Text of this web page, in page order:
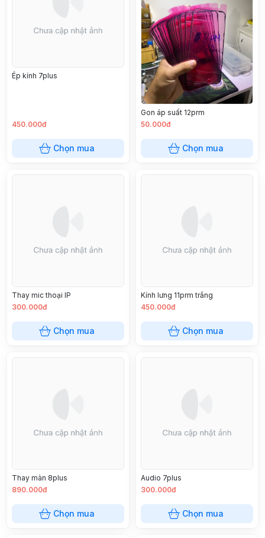
Ép kính 7plus
450.000đ
Chọn mua
Gon áp suất 12prm
50.000đ
Chọn mua
Thay mic thoại IP
300.000đ
Chọn mua
Kính lưng 11prm trắng
450.000đ
Chọn mua
Thay màn 8plus
890.000đ
Chọn mua
Audio 7plus
300.000đ
Chọn mua